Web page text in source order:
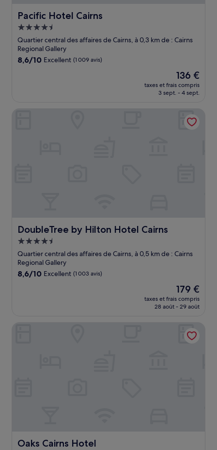
Pacific Hotel Cairns
Pacific Hotel Cairns
Hébergement
4.5 étoiles
Quartier central des affaires de Cairns, à 0,3 km de : Cairns
Regional Gallery
8.6
8,6/10 Excellent (1 009 avis)
Le
nouveau
prix
de
136 €
136 €
taxes et frais compris
3 sept. - 4 sept.
DoubleTree by Hilton Hotel Cairns
DoubleTree by Hilton Hotel Cairns
Hébergement
4.5 étoiles
Quartier central des affaires de Cairns, à 0,5 km de : Cairns
Regional Gallery
8.6
8,6/10 Excellent (1 003 avis)
Le
nouveau
prix
de
179 €
179 €
taxes et frais compris
28 août - 29 août
Oaks Cairns Hotel
Oaks Cairns Hotel